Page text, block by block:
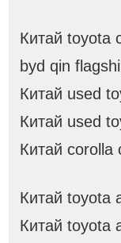
Китай toyota
byd qin
Китай used
Китай used
Китай corolla
Китай toyota
Китай toyota